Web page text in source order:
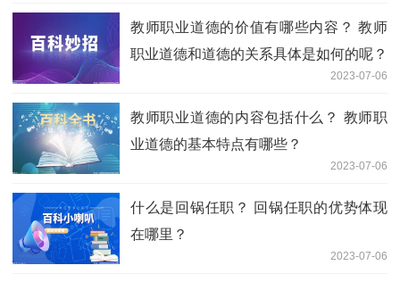
教师职业道德的价值有哪些内容？ 教师
职业道德和道德的关系具体是如何的呢？
2023-07-06
教师职业道德的内容包括什么？ 教师职
业道德的基本特点有哪些？
2023-07-06
什么是回锅任职？ 回锅任职的优势体现
在哪里？
2023-07-06